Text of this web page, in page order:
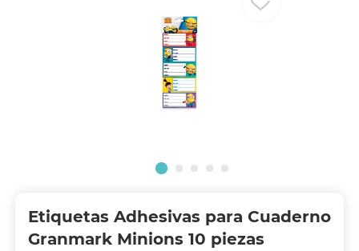
Etiquetas Adhesivas para Cuaderno
Granmark Minions 10 piezas